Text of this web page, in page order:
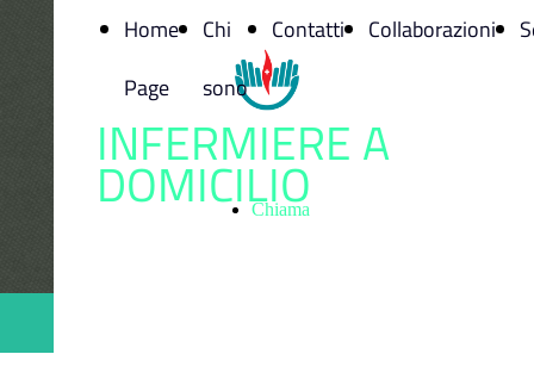
Chiama
INFERMIERE A
DOMICILIO
Home
Page
Chi
sono
Contatti Collaborazioni